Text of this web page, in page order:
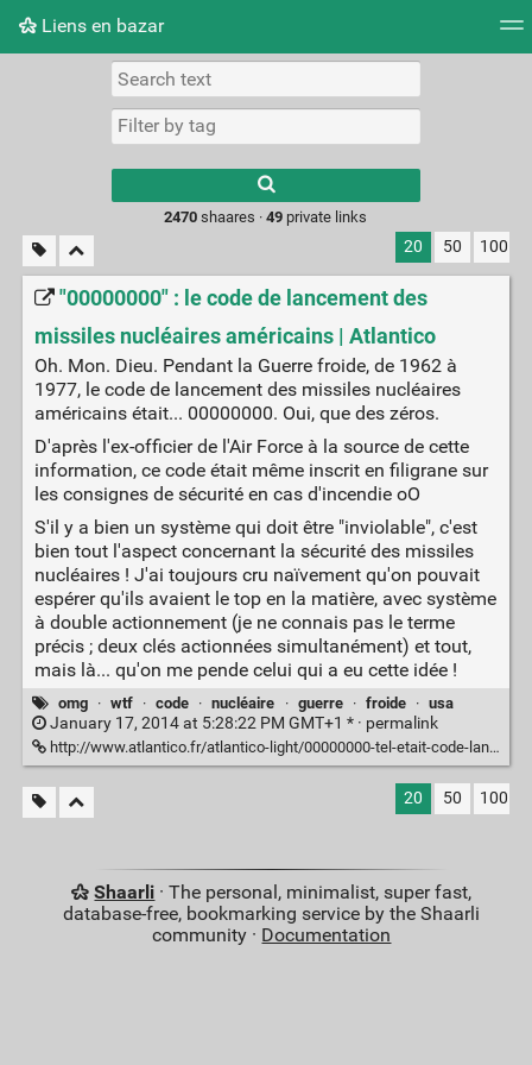
Liens en bazar
Picture wall
2470 shaares ·49 private links
20 50 100
"00000000" : le code de lancement des
missiles nucléaires américains | Atlantico
Oh. Mon. Dieu. Pendant la Guerre froide, de 1962 à
1977, le code de lancement des missiles nucléaires
américains était... 00000000. Oui, que des zéros.
D'après l'ex-officier de l'Air Force à la source de cette
information, ce code était même inscrit en filigrane sur
les consignes de sécurité en cas d'incendie oO
S'il y a bien un système qui doit être "inviolable", c'est
bien tout l'aspect concernant la sécurité des missiles
nucléaires ! J'ai toujours cru naïvement qu'on pouvait
espérer qu'ils avaient le top en la matière, avec système
à double actionnement (je ne connais pas le terme
précis ; deux clés actionnées simultanément) et tout,
mais là... qu'on me pende celui qui a eu cette idée !
omg · wtf · code · nucléaire · guerre · froide · usa
January 17, 2014 at 5:28:22 PM GMT+1 * · permalink
http://www.atlantico.fr/atlantico-light/00000000-tel-etait-code-lancement-missiles-nucleaires-americains-durant-guerre-froide-918984.html
20 50 100
Shaarli · The personal, minimalist, super fast,
database-free, bookmarking service by the Shaarli
community · Documentation